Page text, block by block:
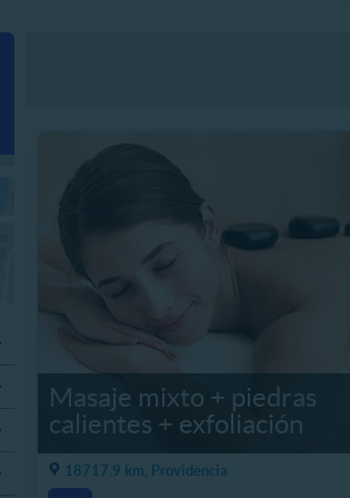
Masaje mixto + piedras
calientes + exfoliación
18717.9 km, Providencia